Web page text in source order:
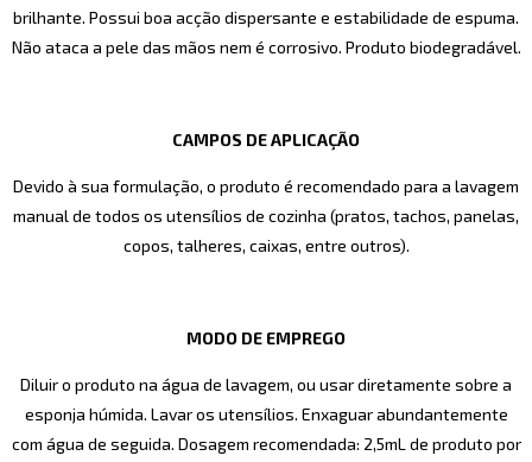
brilhante. Possui boa acção dispersante e estabilidade de espuma.
Não ataca a pele das mãos nem é corrosivo. Produto biodegradável.
CAMPOS DE APLICAÇÃO
Devido à sua formulação, o produto é recomendado para a lavagem
manual de todos os utensílios de cozinha (pratos, tachos, panelas,
copos, talheres, caixas, entre outros).
MODO DE EMPREGO
Diluir o produto na água de lavagem, ou usar diretamente sobre a
esponja húmida. Lavar os utensílios. Enxaguar abundantemente
com água de seguida. Dosagem recomendada: 2,5mL de produto por